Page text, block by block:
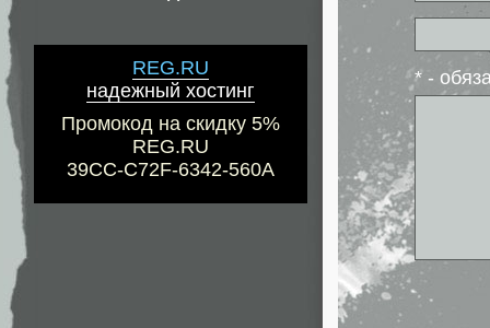
REG.RU
надежный хостинг
Промокод на скидку 5%
REG.RU
39CC-C72F-6342-560A
* -